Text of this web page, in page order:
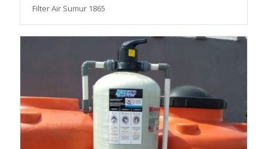
Filter Air Sumur 1865